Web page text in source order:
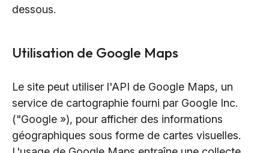
dessous.
Utilisation de Google Maps
Le site peut utiliser l'API de Google Maps, un
service de cartographie fourni par Google Inc.
("Google »), pour afficher des informations
géographiques sous forme de cartes visuelles.